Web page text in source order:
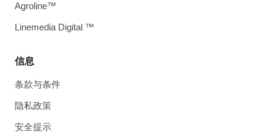
信息
条款与条件
隐私政策
安全提示
Agroline™
Linemedia Digital ™